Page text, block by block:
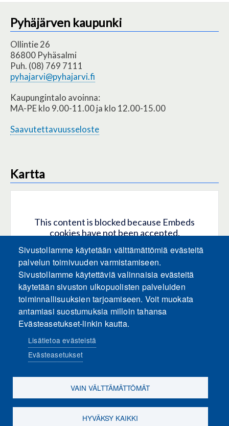
Pyhäjärven kaupunki
Ollintie 26
86800 Pyhäsalmi
Puh. (08) 769 7111
pyhajarvi@pyhajarvi.fi
Kaupungintalo avoinna:
MA-PE klo 9.00-11.00 ja klo 12.00-15.00
Saavutettavuusseloste
Kartta
This content is blocked because Embeds
cookies have not been accepted.
HYVÄKSY KAIKKI EVÄSTEET
Only accept Embeds cookies
Sosiaalinen media
Sivustollamme käytetään välttämättömiä evästeitä
palvelun toimivuuden varmistamiseen.
Sivustollamme käytettäviä valinnaisia evästeitä
käytetään sivuston ulkopuolisten palveluiden
toiminnallisuuksien tarjoamiseen. Voit muokata
antamiasi suostumuksia milloin tahansa
Evästeasetukset-linkin kautta.
Lisätietoa evästeistä
Evästeasetukset
VAIN VÄLTTÄMÄTTÖMÄT
HYVÄKSY KAIKKI